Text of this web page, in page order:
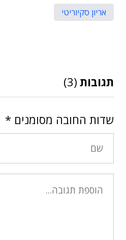
אריון סקיוריטי
תגובות (3)
שדות החובה מסומנים *